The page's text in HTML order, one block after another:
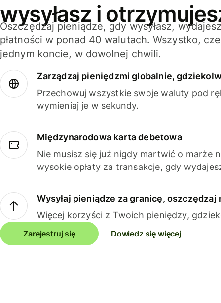
wysyłasz i
Oszczędzaj pieniądze, gdy wysyłasz,
płatności w ponad 40 walutach. Wszystko,
jednym koncie, w dowolnej chwili.
Zarządzaj pieniędzmi globalnie,
Przechowuj wszystkie swoje waluty pod
wymieniaj je w sekundy.
Międzynarodowa karta debetowa
Nie musisz się już nigdy martwić o marże
wysokie opłaty za transakcje, gdy
Wysyłaj pieniądze za granicę, oszczędzaj
Więcej korzyści z Twoich pieniędzy,
Zarejestruj się Dowiedz się więcej